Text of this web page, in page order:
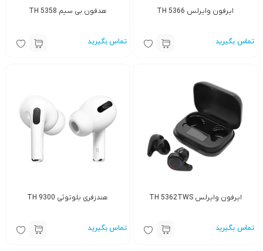
ایرفون وایرلس TH 5366
تماس بگیرید
هدفون بی سیم TH 5358
تماس بگیرید
ایرفون وایرلس TH 5362TWS
تماس بگیرید
هندزفری بلوتوثی TH 9300
تماس بگیرید